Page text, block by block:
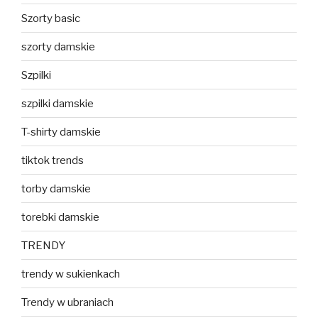
Szorty basic
szorty damskie
Szpilki
szpilki damskie
T-shirty damskie
tiktok trends
torby damskie
torebki damskie
TRENDY
trendy w sukienkach
Trendy w ubraniach